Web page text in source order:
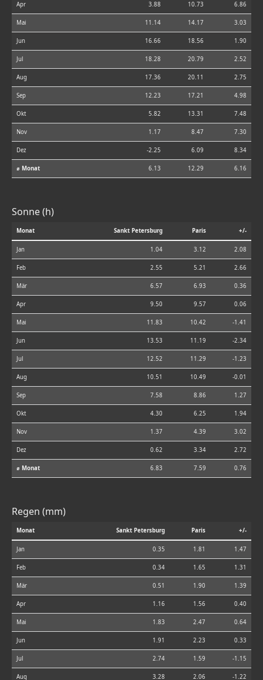
Apr 3.88 10.73 6.86
Mai 11.14 14.17 3.03
Jun 16.66 18.56 1.90
Jul 18.28 20.79 2.52
Aug 17.36 20.11 2.75
Sep 12.23 17.21 4.98
Okt 5.82 13.31 7.48
Nov 1.17 8.47 7.30
Dez -2.25 6.09 8.34
⌀ Monat 6.13 12.29 6.16
Sonne (h)
Monat Sankt Petersburg Paris +/-
Jan 1.04 3.12 2.08
Feb 2.55 5.21 2.66
Mär 6.57 6.93 0.36
Apr 9.50 9.57 0.06
Mai 11.83 10.42 -1.41
Jun 13.53 11.19 -2.34
Jul 12.52 11.29 -1.23
Aug 10.51 10.49 -0.01
Sep 7.58 8.86 1.27
Okt 4.30 6.25 1.94
Nov 1.37 4.39 3.02
Dez 0.62 3.34 2.72
⌀ Monat 6.83 7.59 0.76
Regen (mm)
Monat Sankt Petersburg Paris +/-
Jan 0.35 1.81 1.47
Feb 0.34 1.65 1.31
Mär 0.51 1.90 1.39
Apr 1.16 1.56 0.40
Mai 1.83 2.47 0.64
Jun 1.91 2.23 0.33
Jul 2.74 1.59 -1.15
Aug 3.28 2.06 -1.22